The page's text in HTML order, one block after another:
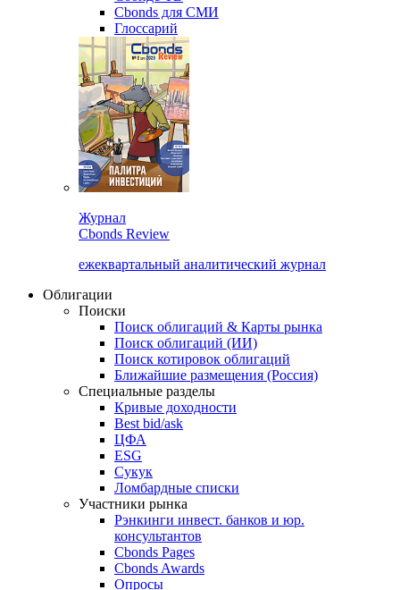
Новости & Research Hub
Новости рынка
Research Hub
Сбондс-ТВ
Cbonds для СМИ
Глоссарий
Cbonds Review
ежеквартальный аналитический журнал
Облигации
Поиски
Поиск облигаций & Карты рынка
Поиск облигаций (ИИ)
Поиск котировок облигаций
Ближайшие размещения (Россия)
Специальные разделы
Кривые доходности
Best bid/ask
ЦФА
ESG
Сукук
Ломбардные списки
Участники рынка
Рэнкинги инвест. банков и юр.